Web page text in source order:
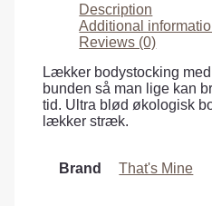
Description
Additional
Reviews (0)
Lækker bodystocking
bunden så man lige kan
tid. Ultra blød økologisk
lækker stræk.
Brand That's Mine